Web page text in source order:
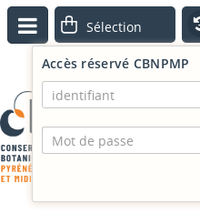
Accès réservé CBNPMP